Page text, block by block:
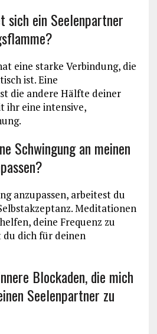
sich ein Seelenpartner
eine starke Verbindung, die
ist. Eine
die andere Hälfte deiner
ihr eine intensive,
Schwingung an meinen
anzupassen, arbeitest du
Meditationen
deine Frequenz zu
du dich für deinen
Blockaden, die mich
Seelenpartner zu